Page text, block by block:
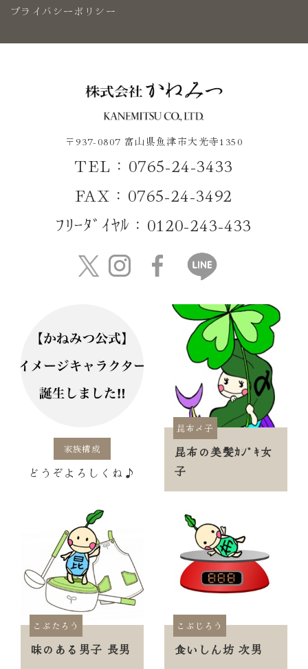
プライバシーポリシー
〒937-0807 富山県魚津市大光寺1350
TEL：0765-24-3433
FAX：0765-24-3492
ﾌﾘｰﾀﾞｲﾔﾙ：0120-243-433
家族構成
どうぞよろしくね♪
昆布〆子
昆布の美髪ｶｼﾞｷ女
子
こぶたろう
味のある男子 長男
こぶじろう
食いしん坊 次男